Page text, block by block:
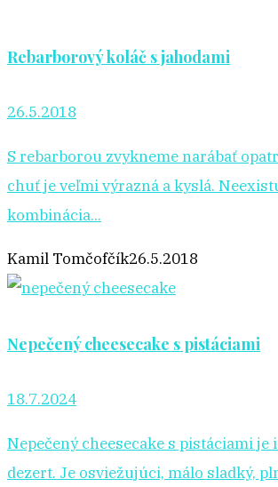
Rebarborový koláč s jahodami
26.5.2018
S rebarborou zvykneme narábať
chuť je veľmi výrazná a kyslá.
kombinácia...
Kamil Tomčofčík26.5.2018
Nepečený cheesecake s pistáciami
18.7.2024
Nepečený cheesecake s pistáciami je
dezert. Je osviežujúci, málo sladký,